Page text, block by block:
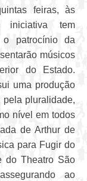
feiras, às
iniciativa tem
o patrocínio da
músicos
do Estado.
uma produção
pluralidade,
nível em todos
de Arthur de
para Fugir do
do Theatro São
ao